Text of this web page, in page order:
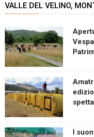
VALLE DEL VELINO,
I